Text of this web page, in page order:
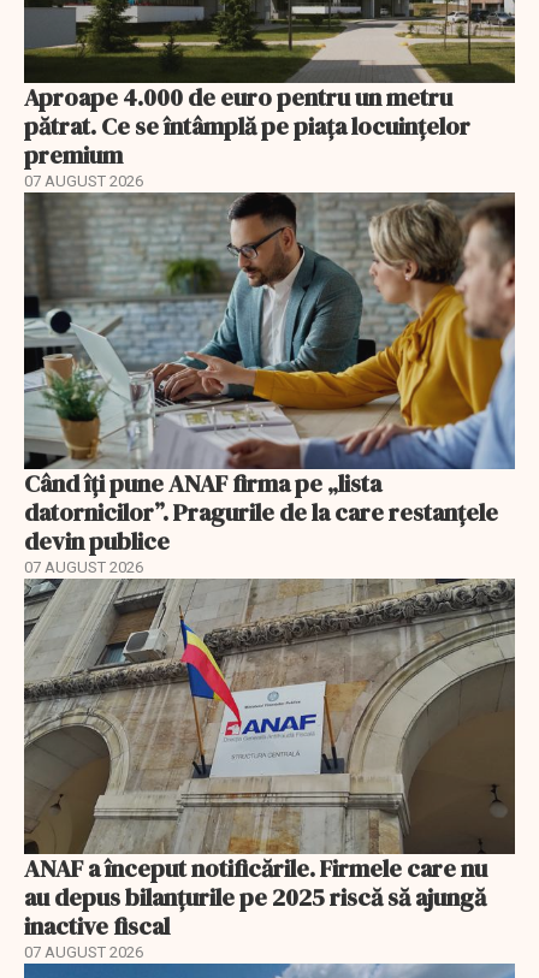
Aproape 4.000 de euro pentru un metru
pătrat. Ce se întâmplă pe piața locuințelor
premium
07 AUGUST 2026
Când îți pune ANAF firma pe „lista
datornicilor”. Pragurile de la care restanțele
devin publice
07 AUGUST 2026
ANAF a început notificările. Firmele care nu
au depus bilanțurile pe 2025 riscă să ajungă
inactive fiscal
07 AUGUST 2026